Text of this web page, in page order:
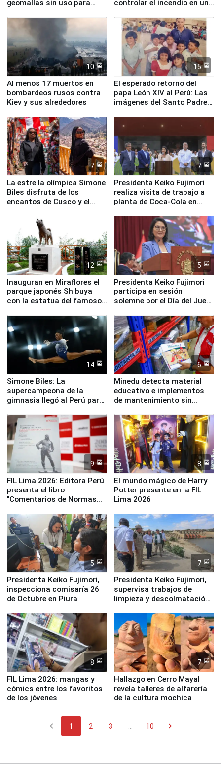
geomallas sin uso para
Fenómeno El Niño
controlar el incendio en una
de Chile
10
Al menos 17 muertos en
bombardeos rusos contra
Kiev y sus alrededores
15
El esperado retorno del
papa León XIV al Perú: Las
imágenes del Santo Padre
7
La estrella olímpica Simone
Biles disfruta de los
encantos de Cusco y el
7
Presidenta Keiko Fujimori
realiza visita de trabajo a
planta de Coca-Cola en
12
Inauguran en Miraflores el
parque japonés Shibuya
con la estatua del famoso
5
Presidenta Keiko Fujimori
participa en sesión
solemne por el Día del Juez
14
Simone Biles: La
supercampeona de la
gimnasia llegó al Perú para
Panamericanos Lima 2027
6
Minedu detecta material
educativo e implementos
de mantenimiento sin
la UGEL 2
9
FIL Lima 2026: Editora Perú
presenta el libro
"Comentarios de Normas
Derecho Colectivo"
8
El mundo mágico de Harry
Potter presente en la FIL
Lima 2026
5
Presidenta Keiko Fujimori,
inspecciona comisaría 26
de Octubre en Piura
7
Presidenta Keiko Fujimori,
supervisa trabajos de
limpieza y descolmatación
8
FIL Lima 2026: mangas y
cómics entre los favoritos
de los jóvenes
7
Hallazgo en Cerro Mayal
revela talleres de alfarería
de la cultura mochica
chevron_left 1 2 3 10 chevron_right